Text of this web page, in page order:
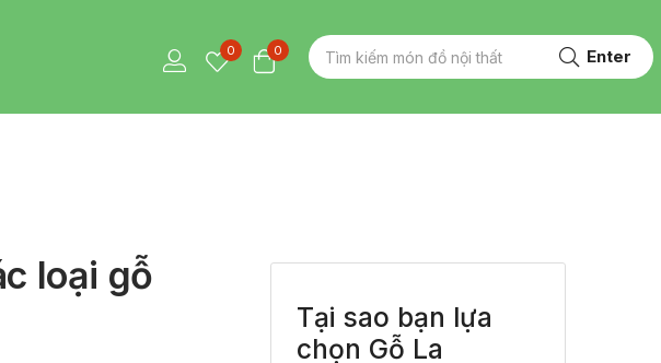
0 0 Enter
Tại sao bạn lựa
chọn Gỗ La
loại gỗ